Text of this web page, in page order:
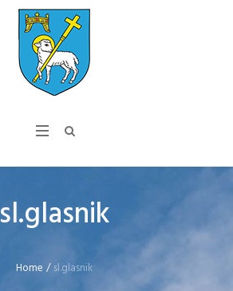
sl.glasnik
Home /sl.glasnik